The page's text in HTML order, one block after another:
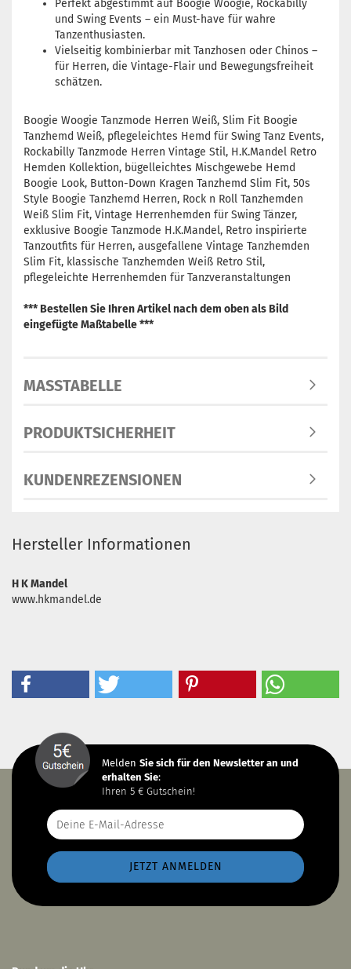
Perfekt abgestimmt auf Boogie Woogie, Rockabilly
und Swing Events – ein Must-have für wahre
Tanzenthusiasten.
Vielseitig kombinierbar mit Tanzhosen oder Chinos –
für Herren, die Vintage-Flair und Bewegungsfreiheit
schätzen.
Boogie Woogie Tanzmode Herren Weiß, Slim Fit Boogie
Tanzhemd Weiß, pflegeleichtes Hemd für Swing Tanz Events,
Rockabilly Tanzmode Herren Vintage Stil, H.K.Mandel Retro
Hemden Kollektion, bügelleichtes Mischgewebe Hemd
Boogie Look, Button-Down Kragen Tanzhemd Slim Fit, 50s
Style Boogie Tanzhemd Herren, Rock n Roll Tanzhemden
Weiß Slim Fit, Vintage Herrenhemden für Swing Tänzer,
exklusive Boogie Tanzmode H.K.Mandel, Retro inspirierte
Tanzoutfits für Herren, ausgefallene Vintage Tanzhemden
Slim Fit, klassische Tanzhemden Weiß Retro Stil,
pflegeleichte Herrenhemden für Tanzveranstaltungen
*** Bestellen Sie Ihren Artikel nach dem oben als Bild
eingefügte Maßtabelle ***
MASSTABELLE
PRODUKTSICHERHEIT
KUNDENREZENSIONEN
Hersteller Informationen
H K Mandel
www.hkmandel.de
Melden Sie sich für den Newsletter an und
erhalten Sie:
Ihren 5 € Gutschein!